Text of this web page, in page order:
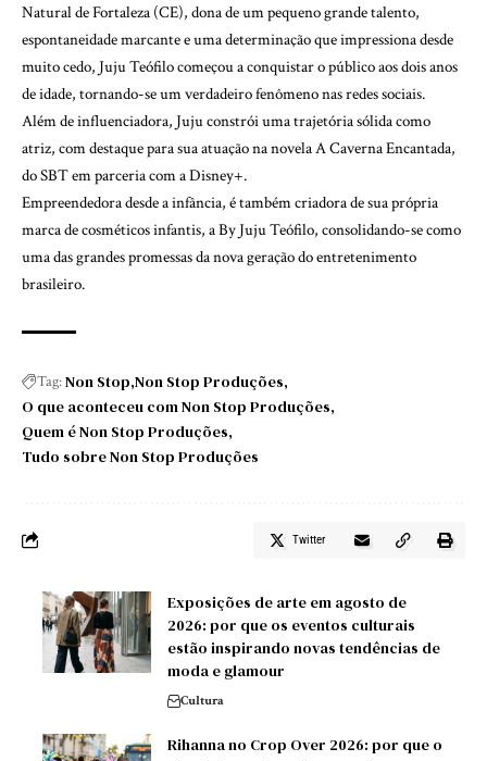
Natural de Fortaleza (CE), dona de um pequeno grande talento,
espontaneidade marcante e uma determinação que impressiona desde
muito cedo, Juju Teófilo começou a conquistar o público aos dois anos
de idade, tornando-se um verdadeiro fenômeno nas redes sociais.
Além de influenciadora, Juju constrói uma trajetória sólida como
atriz, com destaque para sua atuação na novela A Caverna Encantada,
do SBT em parceria com a Disney+.
Empreendedora desde a infância, é também criadora de sua própria
marca de cosméticos infantis, a By Juju Teófilo, consolidando-se como
uma das grandes promessas da nova geração do entretenimento
brasileiro.
Tag:Non Stop Non Stop Produções
O que aconteceu com Non Stop Produções
Quem é Non Stop Produções
Tudo sobre Non Stop Produções
Twitter
Exposições de arte em agosto de
2026: por que os eventos culturais
estão inspirando novas tendências de
moda e glamour
Cultura
Rihanna no Crop Over 2026: por que o